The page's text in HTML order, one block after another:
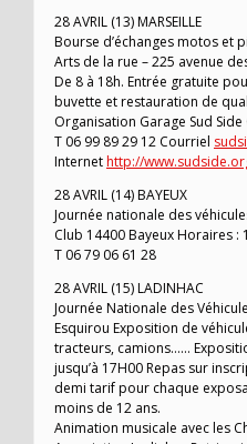
28 AVRIL (13) MARSEILLE
Bourse d’échanges motos et
Arts de la rue – 225 avenue
De 8 à 18h. Entrée gratuite
buvette et restauration de
Organisation Garage Sud
T 06 99 89 29 12 Courriel
Internethttp://
28 AVRIL (14) BAYEUX
Journée nationale des
Club 14400 Bayeux Horaires :
T 06 79 06 61 28
28 AVRIL (15) LADINHAC
Journée Nationale des
Esquirou Exposition de
tracteurs, camions……
jusqu’à 17H00 Repas sur
demi tarif pour chaque
moins de 12 ans.
Animation musicale avec les